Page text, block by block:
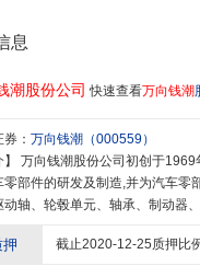
息
潮股份公司 快速查看万向钱潮
： 万向钱潮 （000559）
零部件的研发及制造,并为汽车零
动轴、轮毂单元、轴承、制动器
拥有国家级企业技术中心、国家
押 截止2020-12-25质押比